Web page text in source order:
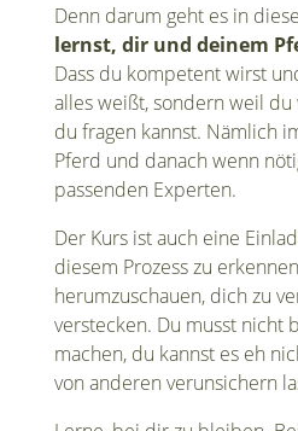
Denn darum geht es in
lernst, dir und deinem
Dass du kompetent wirst
alles weißt, sondern weil
du fragen kannst. Nämlich
Pferd und danach wenn
passenden Experten.
Der Kurs ist auch eine
diesem Prozess zu
herumzuschauen, dich zu
verstecken. Du musst nicht
machen, du kannst es eh
von anderen verunsichern